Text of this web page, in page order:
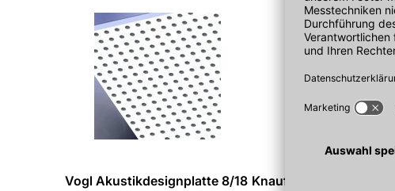
Vogl Akustikdesignplatte 8/18 Knauf Montagehilfe 8/18